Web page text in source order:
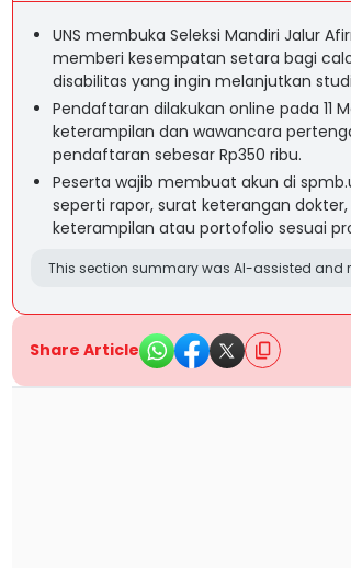
UNS membuka Seleksi Mandiri Jalur
memberi kesempatan setara bagi
disabilitas yang ingin melanjutkan
Pendaftaran dilakukan online pada 11
keterampilan dan wawancara
pendaftaran sebesar Rp350 ribu.
Peserta wajib membuat akun di
seperti rapor, surat keterangan
keterampilan atau portofolio sesuai
This section summary was AI-assisted and
Share Article